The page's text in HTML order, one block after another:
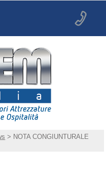
> NOTA CONGIUNTURALE